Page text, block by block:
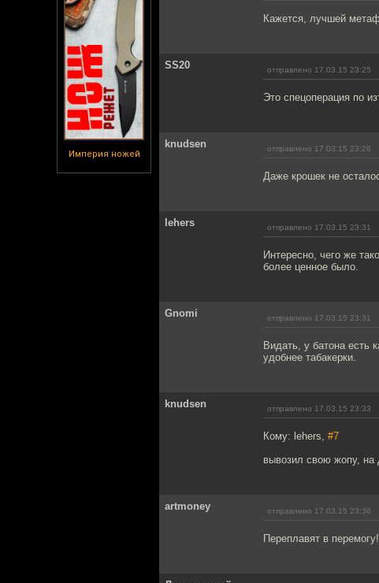
Империя ножей
Кажется, лучшей
SS20 отправлено 17.03.15 23:25
Это спецоперация по
knudsen отправлено 17.03.15 23:28
Даже крошек не
lehers отправлено 17.03.15 23:31
Интересно, чего же
более ценное было.
Gnomi отправлено 17.03.15 23:31
Видать, у батона есть
удобнее табакерки.
knudsen отправлено 17.03.15 23:33
Кому: lehers, #7
вывозил свою жопу, на
artmoney отправлено 17.03.15 23:36
Переплавят в